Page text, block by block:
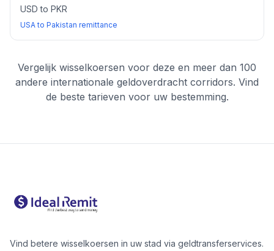
USD to PKR
USA to Pakistan remittance
Vergelijk wisselkoersen voor deze en meer dan 100
andere internationale geldoverdracht corridors. Vind
de beste tarieven voor uw bestemming.
Vind betere wisselkoersen in uw stad via geldtransferservices.